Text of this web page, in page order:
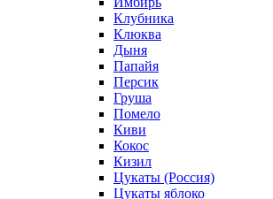
Клубника
Клюква
Дыня
Папайя
Персик
Груша
Помело
Киви
Кокос
Кизил
Цукаты (Россия)
Цукаты яблоко